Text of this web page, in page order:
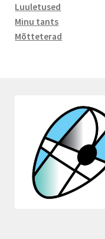
Luuletused
Minu tants
Mõtteterad